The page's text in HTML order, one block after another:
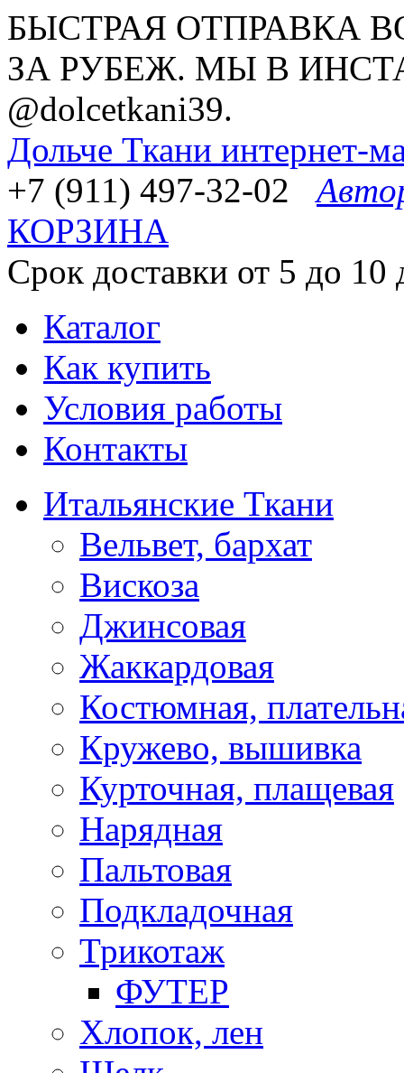
БЫСТРАЯ ОТПРАВКА
ЗА РУБЕЖ. МЫ В
@dolcetkani39.
Дольче Ткани интернет-
+7 (911) 497-32-02
КОРЗИНА
Срок доставки от 5 до 10
Каталог
Как купить
Условия работы
Контакты
Итальянские Ткани
Вельвет, бархат
Вискоза
Джинсовая
Жаккардовая
Костюмная,
Кружево, вышивка
Курточная, плащевая
Нарядная
Пальтовая
Подкладочная
Трикотаж
ФУТЕР
Хлопок, лен